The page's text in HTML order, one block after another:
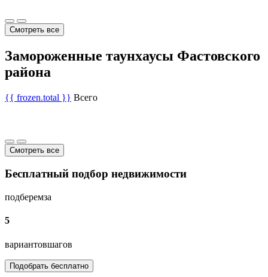
Смотреть все
Замороженные таунхаусы Фастовского
района
{{ frozen.total }} Всего
Смотреть все
Бесплатный подбор недвижимости
подберемза
5
вариантовшагов
Подобрать бесплатно